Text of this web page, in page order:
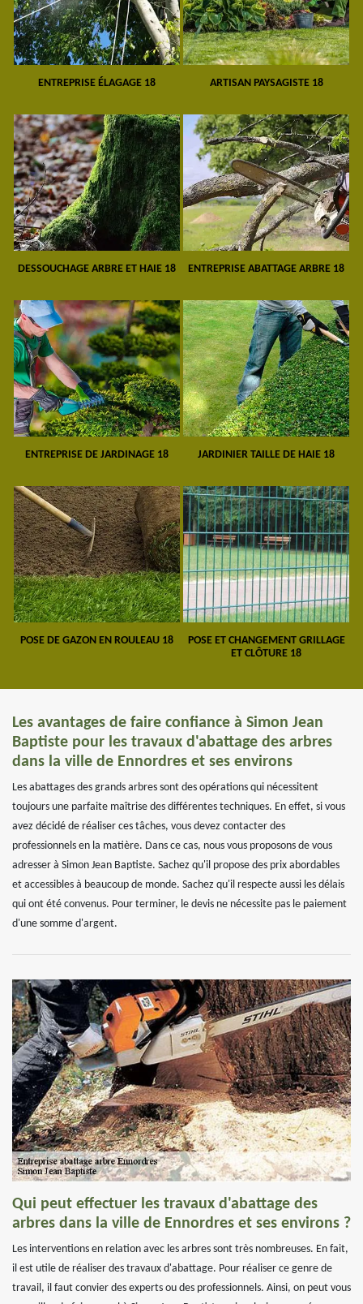
ENTREPRISE ÉLAGAGE 18 ARTISAN PAYSAGISTE 18
DESSOUCHAGE ARBRE ET HAIE 18 ENTREPRISE ABATTAGE ARBRE 18
ENTREPRISE DE JARDINAGE 18 JARDINIER TAILLE DE HAIE 18
POSE DE GAZON EN ROULEAU 18
POSE ET CHANGEMENT GRILLAGE
ET CLÔTURE 18
Les avantages de faire confiance à Simon Jean
Baptiste pour les travaux d'abattage des arbres
dans la ville de Ennordres et ses environs
Les abattages des grands arbres sont des opérations qui nécessitent
toujours une parfaite maîtrise des différentes techniques. En effet, si vous
avez décidé de réaliser ces tâches, vous devez contacter des
professionnels en la matière. Dans ce cas, nous vous proposons de vous
adresser à Simon Jean Baptiste. Sachez qu'il propose des prix abordables
et accessibles à beaucoup de monde. Sachez qu'il respecte aussi les délais
qui ont été convenus. Pour terminer, le devis ne nécessite pas le paiement
d'une somme d'argent.
Qui peut effectuer les travaux d'abattage des
arbres dans la ville de Ennordres et ses environs ?
Les interventions en relation avec les arbres sont très nombreuses. En fait,
il est utile de réaliser des travaux d'abattage. Pour réaliser ce genre de
travail, il faut convier des experts ou des professionnels. Ainsi, on peut vous